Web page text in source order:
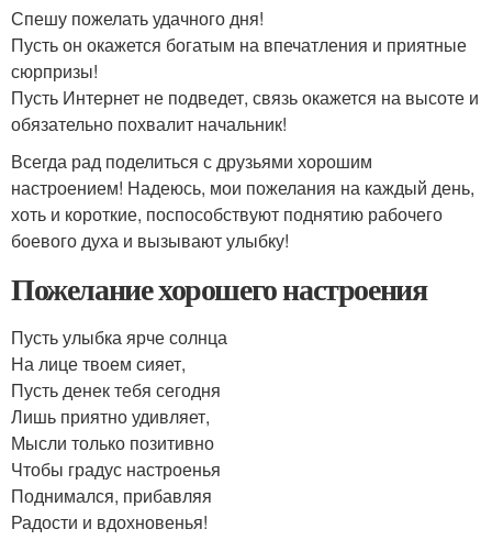
Спешу пожелать удачного дня!
Пусть он окажется богатым на впечатления и приятные
сюрпризы!
Пусть Интернет не подведет, связь окажется на высоте и
обязательно похвалит начальник!
Всегда рад поделиться с друзьями хорошим
настроением! Надеюсь, мои пожелания на каждый день,
хоть и короткие, поспособствуют поднятию рабочего
боевого духа и вызывают улыбку!
Пожелание хорошего настроения
Пусть улыбка ярче солнца
На лице твоем сияет,
Пусть денек тебя сегодня
Лишь приятно удивляет,
Мысли только позитивно
Чтобы градус настроенья
Поднимался, прибавляя
Радости и вдохновенья!